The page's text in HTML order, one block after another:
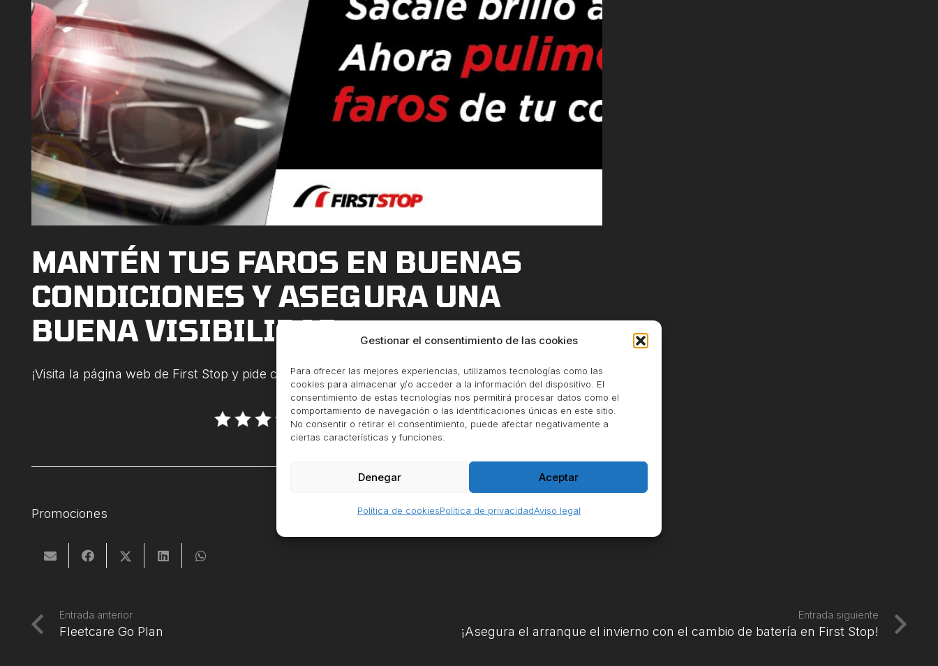
Gestionar el consentimiento de las cookies
Para ofrecer las mejores experiencias, utilizamos tecnologías como las
cookies para almacenar y/o acceder a la información del dispositivo. El
consentimiento de estas tecnologías nos permitirá procesar datos como el
comportamiento de navegación o las identificaciones únicas en este sitio.
No consentir o retirar el consentimiento, puede afectar negativamente a
ciertas características y funciones.
Aceptar
Denegar
Política de cookiesPolítica de privacidadAviso legal
MANTÉN TUS FAROS EN BUENAS
CONDICIONES Y ASEGURA UNA
BUENA VISIBILIDAD
¡Visita la página web de First Stop y pide cita!
Rate this post
Promociones
Entrada anterior
Fleetcare Go Plan
Entrada siguiente
¡Asegura el arranque el invierno con el cambio de batería en First Stop!